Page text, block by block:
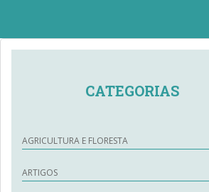
CATEGORIAS
AGRICULTURA E FLORESTA
ARTIGOS